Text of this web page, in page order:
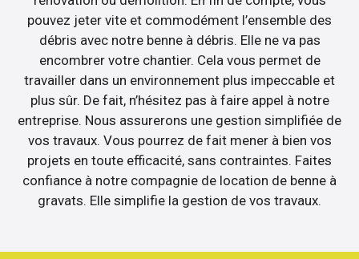
pouvez jeter vite et commodément l’ensemble des
débris avec notre benne à débris. Elle ne va pas
encombrer votre chantier. Cela vous permet de
travailler dans un environnement plus impeccable et
plus sûr. De fait, n’hésitez pas à faire appel à notre
entreprise. Nous assurerons une gestion simplifiée de
vos travaux. Vous pourrez de fait mener à bien vos
projets en toute efficacité, sans contraintes. Faites
confiance à notre compagnie de location de benne à
gravats. Elle simplifie la gestion de vos travaux.